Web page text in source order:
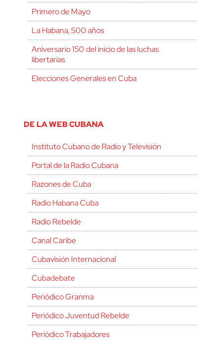
Primero de Mayo
La Habana, 500 años
Aniversario 150 del inicio de las luchas
libertarias
Elecciones Generales en Cuba
DE LA WEB CUBANA
Instituto Cubano de Radio y Televisión
Portal de la Radio Cubana
Razones de Cuba
Radio Habana Cuba
Radio Rebelde
Canal Caribe
Cubavisión Internacional
Cubadebate
Periódico Granma
Periódico Juventud Rebelde
Periódico Trabajadores